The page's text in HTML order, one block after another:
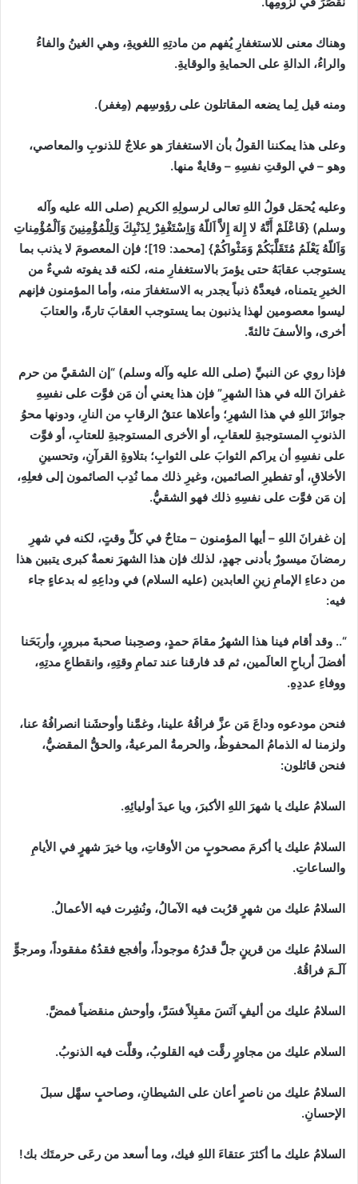
وهناك معنى للاستغفارِ يُفهم من مادتِهِ اللغويةِ، وهي الغينُ والفاءُ
والراءُ، الدالةِ على الحمايةِ والوقايةِ.
ومنه قيل لِما يضعه المقاتلون على رؤوسِهم (مِغفر).
وعلى هذا يمكننا القولُ بأن الاستغفارَ هو علاجٌ للذنوبِ والمعاصي،
وهو – في الوقتِ نفسِهِ – وقايةٌ منها.
وعليه يُحمَل قولُ اللهِ تعالى لرسولِهِ الكريمِ (صلى الله عليه وآله
وسلم) {فَاعْلَمْ أَنَّهُ لا إِلهَ إِلاَّ اَللّهُ وَاِسْتَغْفِرْ لِذَنْبِكَ وَلِلْمُؤْمِنِينَ وَاَلْمُؤْمِناتِ
وَاَللّهُ يَعْلَمُ مُتَقَلَّبَكُمْ وَمَثْواكُمْ} [محمد: 19]؛ فإن المعصومَ لا يذنب بما
يستوجب عقابَهُ حتى يؤمرَ بالاستغفارِ منه، لكنه قد يفوته شيءٌ من
الخيرِ يتمناه، فيعدَّهُ ذنباً يجدر به الاستغفارَ منه، وأما المؤمنون فإنهم
ليسوا معصومين لهذا يذنبون بما يستوجب العقابَ تارةً، والعتابَ
أخرى، والأسفَ ثالثةً.
فإذا روي عن النبيِّ (صلى الله عليه وآله وسلم) “إن الشقيَّ من حرم
غفرانَ الله في هذا الشهرِ” فإن هذا يعني أن مَن فوَّت على نفسِهِ
جوائزَ اللهِ في هذا الشهرِ؛ وأعلاها عتقُ الرقابِ من النارِ، ودونها محوُ
الذنوبِ المستوجبةِ للعقابِ، أو الأخرى المستوجبةِ للعتابِ، أو فوَّت
على نفسِهِ أن يراكم الثوابَ على الثوابِ؛ بتلاوةِ القرآنِ، وتحسينِ
الأخلاقِ، أو تفطيرِ الصائمين، وغيرِ ذلك مما نُدِب الصائمون إلى فعلِهِ،
إن مَن فوَّت على نفسِهِ ذلك فهو الشقيُّ.
إن غفرانَ اللهِ – أيها المؤمنون – متاحٌ في كلِّ وقتٍ، لكنه في شهرِ
رمضانَ ميسورٌ بأدنى جهدٍ، لذلك فإن هذا الشهرَ نعمةٌ كبرى يتبين هذا
من دعاءِ الإمامِ زينِ العابدين (عليه السلام) في وداعِهِ له بدعاءٍ جاء
فيه:
“.. وقد أقام فينا هذا الشهرُ مقامَ حمدٍ، وصحِبنا صحبةَ مبرورٍ، وأربَحَنا
أفضلَ أرباحِ العالَمين، ثم قد فارقنا عند تمامِ وقتِهِ، وانقطاعِ مدتِهِ،
ووفاءِ عددِهِ.
فنحن مودعوه وداعَ مَن عزَّ فراقُهُ علينا، وغمَّنا وأوحشَنا انصرافُهُ عنا،
ولزمنا له الذمامُ المحفوظُ، والحرمةُ المرعيةُ، والحقُّ المقضيُّ،
فنحن قائلون:
السلامُ عليك يا شهرَ اللهِ الأكبرَ، ويا عيدَ أوليائِهِ.
السلامُ عليك يا أكرمَ مصحوبٍ من الأوقاتِ، ويا خيرَ شهرٍ في الأيامِ
والساعاتِ.
السلامُ عليك من شهرٍ قرُبت فيه الآمالُ، ونُشِرت فيه الأعمالُ.
السلامُ عليك من قرينٍ جلَّ قدرُهُ موجوداً، وأفجع فقدُهُ مفقوداً، ومرجوٍّ
آلَـمَ فراقُهُ.
السلامُ عليك من أليفٍ آنَسَ مقبِلاً فسَرَّ، وأوحش منقضياً فمضَّ.
السلام عليك من مجاورٍ رقَّت فيه القلوبُ، وقلَّت فيه الذنوبُ.
السلامُ عليك من ناصرٍ أعان على الشيطانِ، وصاحبٍ سهَّل سبلَ
الإحسانِ.
السلامُ عليك ما أكثرَ عتقاءَ اللهِ فيك، وما أسعد من رعَى حرمتَك بك!